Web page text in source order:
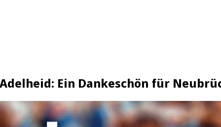
Ein Dankeschön für